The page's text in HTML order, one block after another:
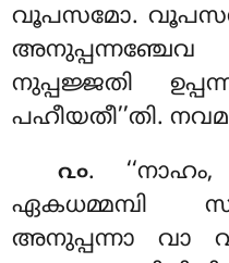
വൂപസമോ.
നുപ്പജ്ജതി
പഹീയതീ’’തി.
൨൦.
ഏകധമ്മമ്പി
അനുപ്പന്നാ വാ